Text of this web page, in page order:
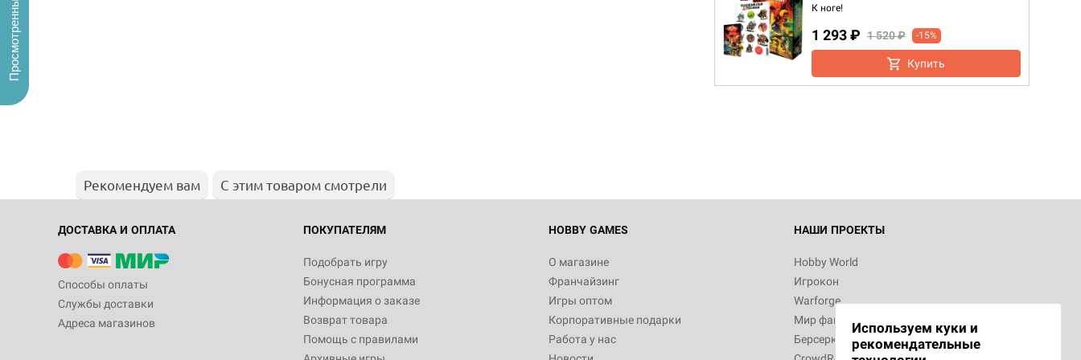
К ноге!
1 293 ₽ 1 520 ₽ -15%
Купить
Рекомендуем вам С этим товаром смотрели
ДОСТАВКА И ОПЛАТА
Способы оплаты
Службы доставки
Адреса магазинов
ПОКУПАТЕЛЯМ
Подобрать игру
Бонусная программа
Информация о заказе
Возврат товара
Помощь с правилами
HOBBY GAMES
О магазине
Франчайзинг
Игры оптом
Корпоративные подарки
Работа у нас
НАШИ ПРОЕКТЫ
Hobby World
Игрокон
Warforge
Мир фантастики
Берсерк
Используем куки и
рекомендательные
Просмотренные
империи: Боевая тревога
799
Настольная игра Hobby World Сумерки
империи. Четвёртая редакция: Грозовой
Рубеж
12 990